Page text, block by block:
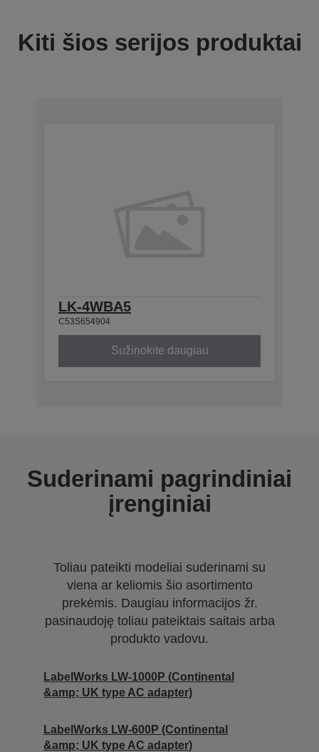
Kiti šios serijos produktai
LK-4WBA5
C53S654904
Sužinokite daugiau
Suderinami pagrindiniai
įrenginiai
Toliau pateikti modeliai suderinami su
viena ar keliomis šio asortimento
prekėmis. Daugiau informacijos žr.
pasinaudoję toliau pateiktais saitais arba
produkto vadovu.
LabelWorks LW-1000P (Continental
&amp; UK type AC adapter)
LabelWorks LW-600P (Continental
&amp; UK type AC adapter)